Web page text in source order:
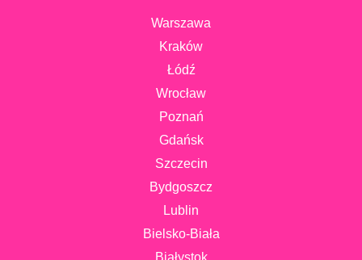
Warszawa
Kraków
Łódź
Wrocław
Poznań
Gdańsk
Szczecin
Bydgoszcz
Lublin
Bielsko-Biała
Białystok